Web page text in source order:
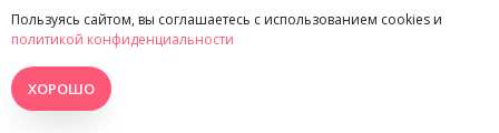
слабо. Покрытие смешанное — из
гальки и песка. Заход в море пологий,
глубина нарастает медленно,
защищен волнорезами.
Пользуясь сайтом, вы соглашаетесь с использованием cookies и
политикой конфиденциальности
ХОРОШО